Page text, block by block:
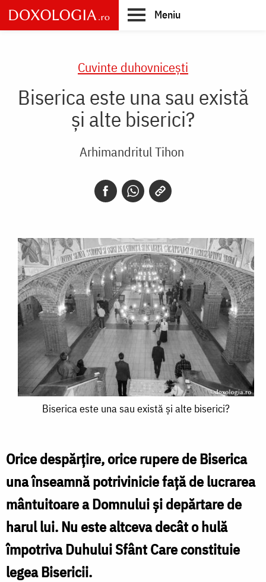
Skip
to
main
Meniu
Cuvinte duhovnicești
Biserica este una sau există
și alte biserici?
Arhimandritul Tihon
Biserica
sau
există
și
alte
biserici?
Biserica este una sau există și alte biserici?
Orice despărțire, orice rupere de Biserica
una înseamnă potrivinicie față de lucrarea
mântuitoare a Domnului și depărtare de
harul lui. Nu este altceva decât o hulă
împotriva Duhului Sfânt Care constituie
legea Bisericii.